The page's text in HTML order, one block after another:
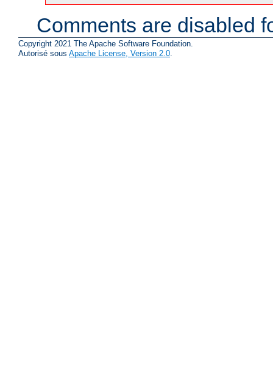
Comments are disabled
Copyright 2021 The Apache Software Foundation.
Autorisé sous Apache License, Version 2.0.